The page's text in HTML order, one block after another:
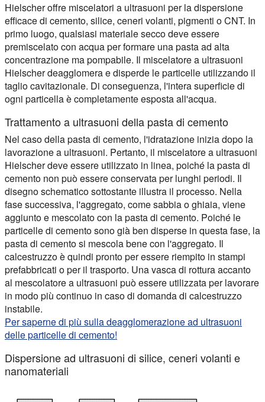
Hielscher offre miscelatori a ultrasuoni per la dispersione
efficace di cemento, silice, ceneri volanti, pigmenti o CNT. In
primo luogo, qualsiasi materiale secco deve essere
premiscelato con acqua per formare una pasta ad alta
concentrazione ma pompabile. Il miscelatore a ultrasuoni
Hielscher deagglomera e disperde le particelle utilizzando il
taglio cavitazionale. Di conseguenza, l'intera superficie di
ogni particella è completamente esposta all'acqua.
Trattamento a ultrasuoni della pasta di cemento
Nel caso della pasta di cemento, l'idratazione inizia dopo la
lavorazione a ultrasuoni. Pertanto, il miscelatore a ultrasuoni
Hielscher deve essere utilizzato in linea, poiché la pasta di
cemento non può essere conservata per lunghi periodi. Il
disegno schematico sottostante illustra il processo. Nella
fase successiva, l'aggregato, come sabbia o ghiaia, viene
aggiunto e mescolato con la pasta di cemento. Poiché le
particelle di cemento sono già ben disperse in questa fase, la
pasta di cemento si mescola bene con l'aggregato. Il
calcestruzzo è quindi pronto per essere riempito in stampi
prefabbricati o per il trasporto. Una vasca di rottura accanto
al mescolatore a ultrasuoni può essere utilizzata per lavorare
in modo più continuo in caso di domanda di calcestruzzo
instabile.
Per saperne di più sulla deagglomerazione ad ultrasuoni
delle particelle di cemento!
Dispersione ad ultrasuoni di silice, ceneri volanti e
nanomateriali